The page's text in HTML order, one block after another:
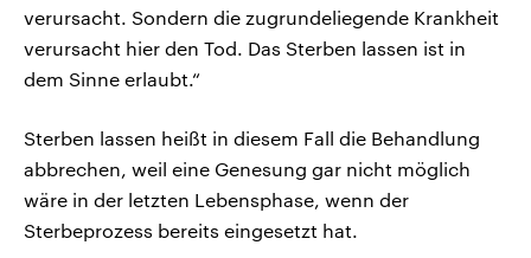
verursacht. Sondern die zugrundeliegende Krankheit
verursacht hier den Tod. Das Sterben lassen ist in
dem Sinne erlaubt.“
Sterben lassen heißt in diesem Fall die Behandlung
abbrechen, weil eine Genesung gar nicht möglich
wäre in der letzten Lebensphase, wenn der
Sterbeprozess bereits eingesetzt hat.